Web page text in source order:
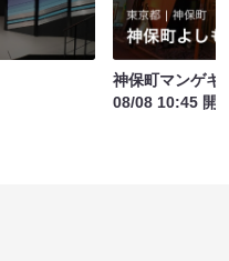
神保町マンゲキ
08/08 10:45 開